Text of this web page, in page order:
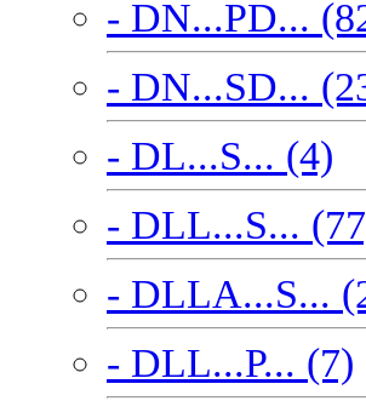
- DN...PD...
- DN...SD...
- DL...S... (4)
- DLL...S...
- DLLA...S...
- DLL...P... (7)